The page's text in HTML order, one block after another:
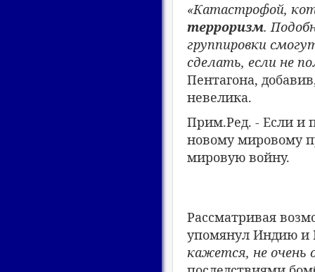
«Катастрофой,
терроризм.
группировки
сделать, если не
Пентагона,
невелика.
Прим.Ред. - Если и
новому мировому
мировую войну.
Рассматривая
упомянул Индию и
кажется, не очень